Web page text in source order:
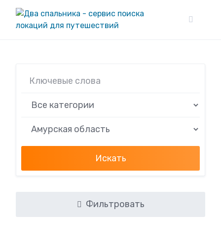
content
Искать
Фильтровать